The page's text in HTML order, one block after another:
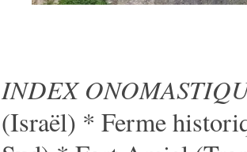
INDEX
(Israël) * Ferme